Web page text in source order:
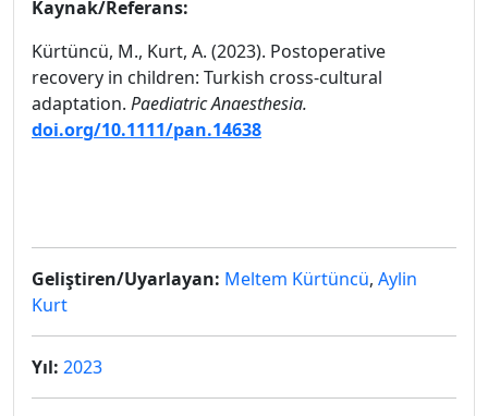
Kaynak/Referans:
Kürtüncü, M., Kurt, A. (2023). Postoperative
recovery in children: Turkish cross-cultural
adaptation. Paediatric Anaesthesia.
doi.org/10.1111/pan.14638
Geliştiren/Uyarlayan: Meltem Kürtüncü, Aylin
Kurt
Yıl: 2023